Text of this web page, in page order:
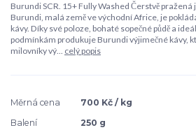
Burundi SCR. 15+ Fully Washed Čerstvě
Burundi, malá země ve východní Africe, je
kávy. Díky své poloze, bohaté sopečné půdě a
podmínkám produkuje Burundi výjimečné kávy,
milovníky vý... celý popis
Měrná cena
700 Kč / kg
Balení
250 g